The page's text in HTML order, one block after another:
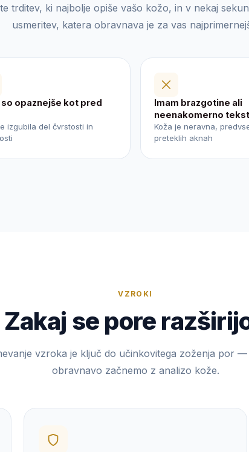
trditev, ki najbolje opiše vašo kožo, in v nekaj
usmeritev, katera obravnava je za vas
so opaznejše kot pred
izgubila del čvrstosti in
Imam brazgotine ali
neenakomerno
Koža je neravna,
preteklih aknah
VZROKI
Zakaj se pore
vzroka je ključ do učinkovitega zoženja por
obravnavo začnemo z analizo kože.